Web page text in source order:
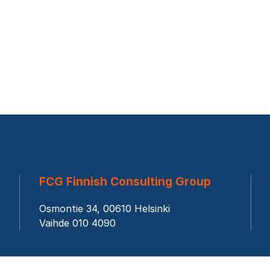
FCG Finnish Consulting Group
Osmontie 34, 00610 Helsinki
Vaihde 010 4090